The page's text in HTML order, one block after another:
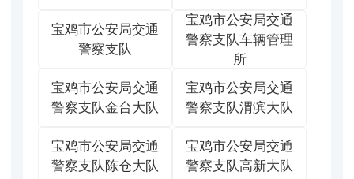
宝鸡市公安局交通
警察支队
宝鸡市公安局交通
警察支队车辆管理
所
宝鸡市公安局交通
警察支队金台大队
宝鸡市公安局交通
警察支队渭滨大队
宝鸡市公安局交通
警察支队陈仓大队
宝鸡市公安局交通
警察支队高新大队